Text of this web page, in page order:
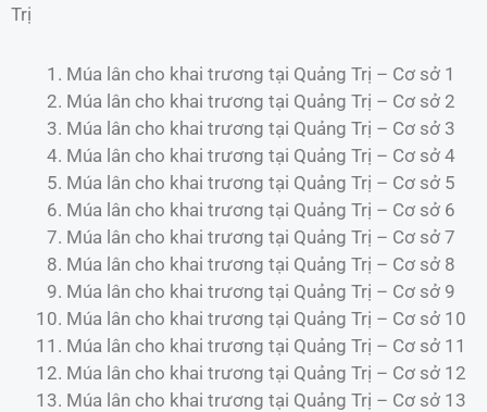
Trị
Múa lân cho khai trương tại Quảng Trị – Cơ sở 1
Múa lân cho khai trương tại Quảng Trị – Cơ sở 2
Múa lân cho khai trương tại Quảng Trị – Cơ sở 3
Múa lân cho khai trương tại Quảng Trị – Cơ sở 4
Múa lân cho khai trương tại Quảng Trị – Cơ sở 5
Múa lân cho khai trương tại Quảng Trị – Cơ sở 6
Múa lân cho khai trương tại Quảng Trị – Cơ sở 7
Múa lân cho khai trương tại Quảng Trị – Cơ sở 8
Múa lân cho khai trương tại Quảng Trị – Cơ sở 9
Múa lân cho khai trương tại Quảng Trị – Cơ sở 10
Múa lân cho khai trương tại Quảng Trị – Cơ sở 11
Múa lân cho khai trương tại Quảng Trị – Cơ sở 12
Múa lân cho khai trương tại Quảng Trị – Cơ sở 13